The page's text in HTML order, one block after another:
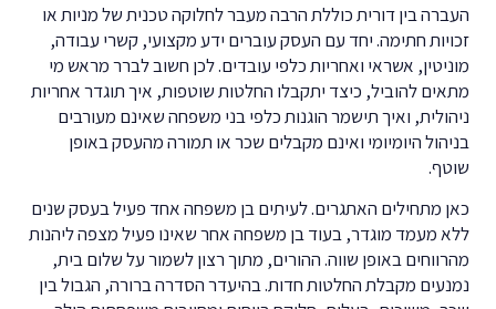
העברה בין דורית כוללת הרבה מעבר לחלוקה טכנית של מניות או
זכויות חתימה. יחד עם העסק עוברים ידע מקצועי, קשרי עבודה,
מוניטין, אשראי ואחריות כלפי עובדים. לכן חשוב לברר מראש מי
מתאים להוביל, כיצד יתקבלו החלטות שוטפות, איך תוגדר אחריות
ניהולית, ואיך תישמר הוגנות כלפי בני משפחה שאינם מעורבים
בניהול היומיומי ואינם מקבלים שכר או תמורה מהעסק באופן
שוטף.
כאן מתחילים האתגרים. לעיתים בן משפחה אחד פעיל בעסק שנים
ללא מעמד מוגדר, בעוד בן משפחה אחר שאינו פעיל מצפה ליהנות
מהרווחים באופן שווה. ההורים, מתוך רצון לשמור על שלום בית,
נמנעים מקבלת החלטות חדות. בהיעדר הסדרה ברורה, הגבול בין